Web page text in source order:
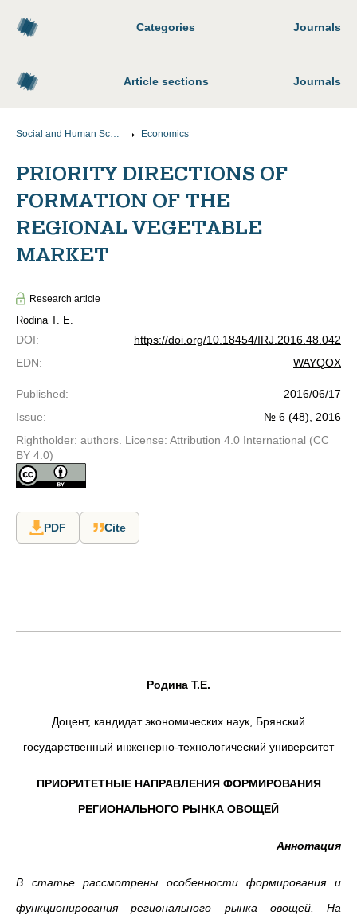
Categories Journals
Article sections Journals
Social and Human Sciences Economics
PRIORITY DIRECTIONS OF
FORMATION OF THE
REGIONAL VEGETABLE
MARKET
Research article
Rodina T. Е.
DOI:
https://doi.org/10.18454/IRJ.2016.48.042
EDN: WAYQOX
Published:
2016/06/17
Issue:
№ 6 (48), 2016
Rightholder: authors. License: Attribution 4.0 International (CC
BY 4.0)
PDF Cite
Родина Т.Е.
Доцент, кандидат экономических наук, Брянский
государственный инженерно-технологический университет
ПРИОРИТЕТНЫЕ НАПРАВЛЕНИЯ ФОРМИРОВАНИЯ
РЕГИОНАЛЬНОГО РЫНКА ОВОЩЕЙ
Аннотация
В статье рассмотрены особенности формирования и
функционирования регионального рынка овощей. На